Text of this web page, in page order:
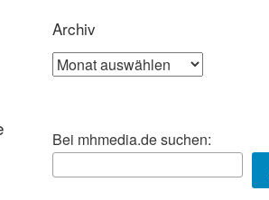
Archiv
Archiv
Bei mhmedia.de suchen: